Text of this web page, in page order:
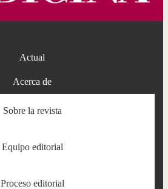
Actual
Acerca de
Sobre la revista
Equipo editorial
Proceso editorial